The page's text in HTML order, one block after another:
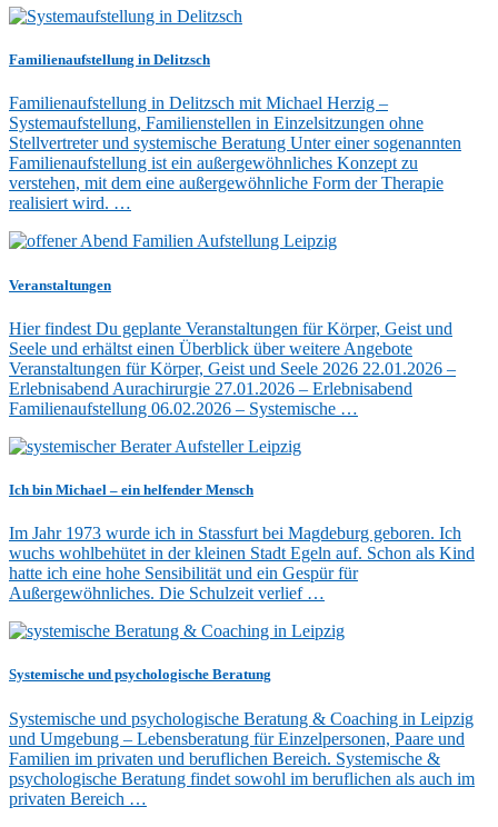
Familienaufstellung in Delitzsch
Familienaufstellung in Delitzsch mit Michael Herzig –
Systemaufstellung, Familienstellen in Einzelsitzungen ohne
Stellvertreter und systemische Beratung Unter einer sogenannten
Familienaufstellung ist ein außergewöhnliches Konzept zu
verstehen, mit dem eine außergewöhnliche Form der Therapie
realisiert wird. …
Veranstaltungen
Hier findest Du geplante Veranstaltungen für Körper, Geist und
Seele und erhältst einen Überblick über weitere Angebote
Veranstaltungen für Körper, Geist und Seele 2026 22.01.2026 –
Erlebnisabend Aurachirurgie 27.01.2026 – Erlebnisabend
Familienaufstellung 06.02.2026 – Systemische …
Ich bin Michael – ein helfender Mensch
Im Jahr 1973 wurde ich in Stassfurt bei Magdeburg geboren. Ich
wuchs wohlbehütet in der kleinen Stadt Egeln auf. Schon als Kind
hatte ich eine hohe Sensibilität und ein Gespür für
Außergewöhnliches. Die Schulzeit verlief …
Systemische und psychologische Beratung
Systemische und psychologische Beratung & Coaching in Leipzig
und Umgebung – Lebensberatung für Einzelpersonen, Paare und
Familien im privaten und beruflichen Bereich. Systemische &
psychologische Beratung findet sowohl im beruflichen als auch im
privaten Bereich …